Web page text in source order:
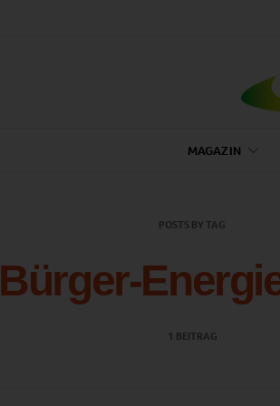
MAGAZIN
POSTS BY TAG
Bürger-
1 BEITRAG